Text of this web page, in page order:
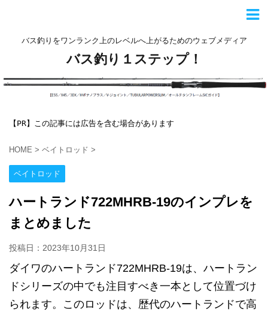
バス釣りをワンランク上のレベルへ上がるためのウェブメディア
バス釣り１ステップ！
【PR】この記事には広告を含む場合があります
HOME > ベイトロッド >
ベイトロッド
ハートランド722MHRB-19のインプレを
まとめました
投稿日： 2023年10月31日
ダイワのハートランド722MHRB-19は、ハートラン
ドシリーズの中でも注目すべき一本として位置づけ
られます。このロッドは、歴代のハートランドで高